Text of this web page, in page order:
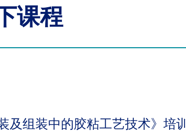
课程
及组装中的胶粘工艺技术》培训